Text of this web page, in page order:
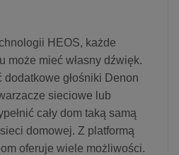
HEOS, każde
może mieć własny dźwięk.
dodatkowe głośniki Denon
sieciowe lub
cały dom taką samą
domowej. Z platformą
oferuje wiele możliwości.